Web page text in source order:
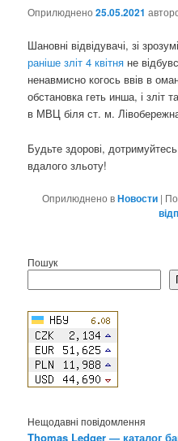
Оприлюднено25.05.2021
Шановні відвідувачі, зі
раніше зліт 4 квітня не
ненавмисно когось ввів в
обстановка геть инша, і зліт
в МВЦ біля ст. м.
Будьте здорові,
вдалого зльоту!
Оприлюднено вНовости |
Пошук
Нещодавні повідомлення
Thomas Ledger — каталог